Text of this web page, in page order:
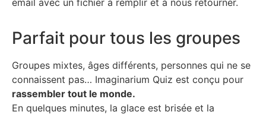
Parfait pour tous les groupes
Groupes mixtes, âges différents, personnes qui ne se
connaissent pas… Imaginarium Quiz est conçu pour
rassembler tout le monde.
En quelques minutes, la glace est brisée et la